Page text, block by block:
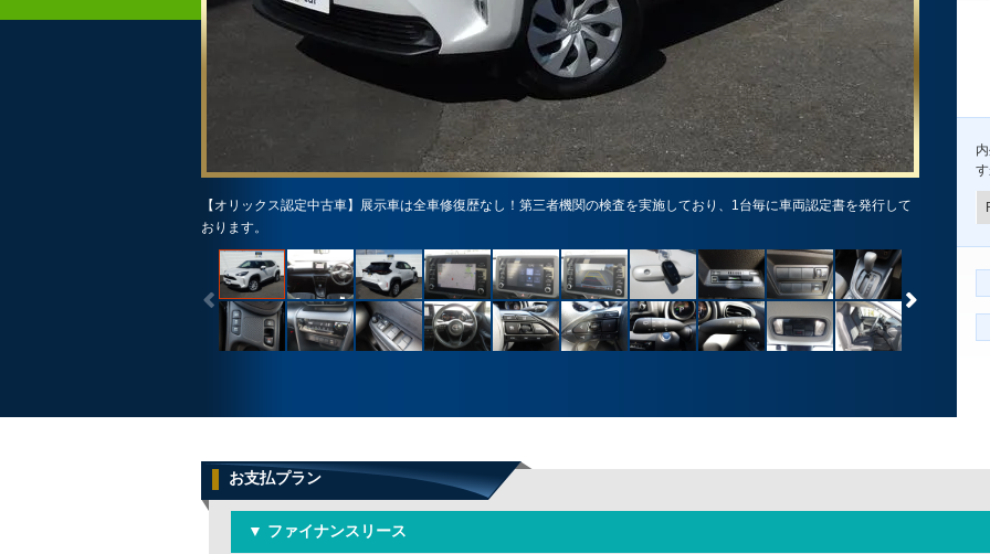
【オリックス認定中古車】展示車は全車修復歴なし！第三者機関の検査を実施しており、1台毎に車両認定書を発行して
おります。
お支払プラン
▼ ファイナンスリース